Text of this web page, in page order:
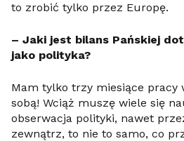
to zrobić tylko przez Europę.
– Jaki jest bilans Pańskiej
jako polityka?
Mam tylko trzy miesiące pracy
sobą! Wciąż muszę wiele się
obserwacja polityki, nawet
zewnątrz, to nie to samo, co